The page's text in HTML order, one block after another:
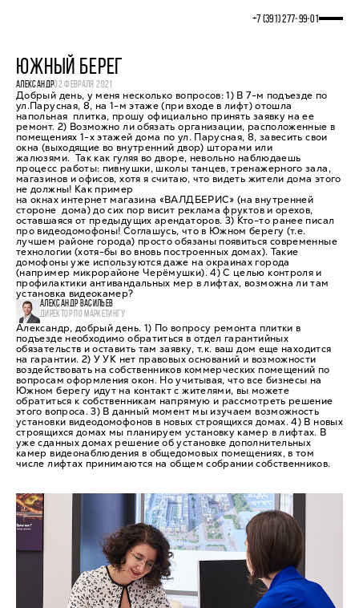
+7 (391) 277‒99‒01
ЮЖНЫЙ БЕРЕГ
АЛЕКСАНДР02 ФЕВРАЛЯ 2021
Добрый день, у меня несколько вопросов: 1) В 7-м подъезде по
ул.Парусная, 8, на 1-м этаже (при входе в лифт) отошла
напольная плитка, прошу официально принять заявку на ее
ремонт. 2) Возможно ли обязать организации, расположенные в
помещениях 1-х этажей дома по ул. Парусная, 8, завесить свои
окна (выходящие во внутренний двор) шторами или
жалюзями. Так как гуляя во дворе, невольно наблюдаешь
процесс работы: пивнушки, школы танцев, тренажерного зала,
магазинов и офисов, хотя я считаю, что видеть жители дома этого
не должны! Как пример
на окнах интернет магазина «ВАЛДБЕРИС» (на внутренней
стороне дома) до сих пор висит реклама фруктов и орехов,
оставшаяся от предыдущих арендаторов. 3) Кто-то ранее писал
про видеодомофоны! Соглашусь, что в Южном берегу (т.е.
лучшем районе города) просто обязаны появиться современные
технологии (хотя-бы во вновь построенных домах). Такие
домофоны уже используются даже на окраинах города
(например микрорайоне Черёмушки). 4) С целью контроля и
профилактики антивандальных мер в лифтах, возможна ли там
установка видеокамер?
АЛЕКСАНДР ВАСИЛЬЕВ
ДИРЕКТОР ПО МАРКЕТИНГУ
Александр, добрый день. 1) По вопросу ремонта плитки в
подъезде необходимо обратиться в отдел гарантийных
обязательств и оставить там заявку, т.к. ваш дом еще находится
на гарантии. 2) У УК нет правовых оснований и возможности
воздействовать на собственников коммерческих помещений по
вопросам оформления окон. Но учитывая, что все бизнесы на
Южном берегу идут на контакт с жителями, вы можете
обратиться к собственникам напрямую и рассмотреть решение
этого вопроса. 3) В данный момент мы изучаем возможность
установки видеодомофонов в новых строящихся домах. 4) В новых
строящихся домах мы планируем установку камер в лифтах. В
уже сданных домах решение об установке дополнительных
камер видеонаблюдения в общедомовых помещениях, в том
числе лифтах принимаются на общем собрании собственников.